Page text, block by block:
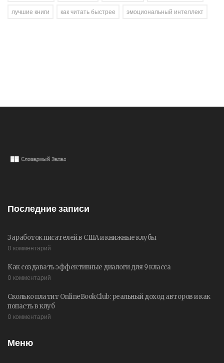
лучшие книги
как читать быстрее эмоциональный интеллект
Последние записи
Заработок писателей в США и книжные клубы
0 комментарий
Как создавать эффективные диалоги для 9 класса
0 комментарий
Сколько платит OnlineBookClub: реальный доход авторов и как
попасть в клуб
0 комментарий
Меню